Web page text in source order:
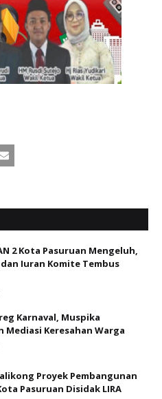
2 Kota Pasuruan Mengeluh,
dan Iuran Komite Tembus
Karnaval, Muspika
Mediasi Keresahan Warga
Proyek Pembangunan
Pasuruan Disidak LIRA